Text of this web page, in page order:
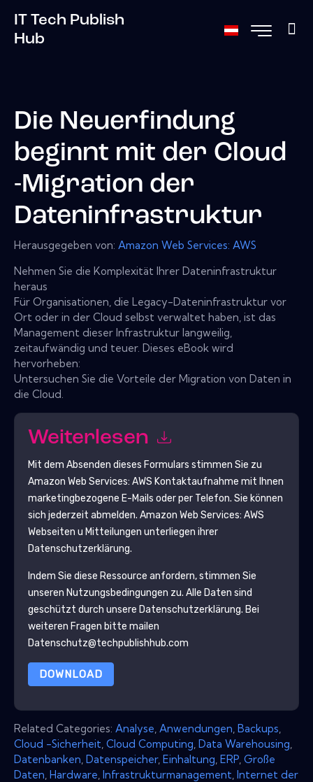
IT Tech Publish
Hub
Die Neuerfindung
beginnt mit der Cloud
-Migration der
Dateninfrastruktur
Herausgegeben von: Amazon Web Services: AWS
Nehmen Sie die Komplexität Ihrer Dateninfrastruktur
heraus
Für Organisationen, die Legacy-Dateninfrastruktur vor
Ort oder in der Cloud selbst verwaltet haben, ist das
Management dieser Infrastruktur langweilig,
zeitaufwändig und teuer. Dieses eBook wird
hervorheben:
Untersuchen Sie die Vorteile der Migration von Daten in
die Cloud.
Weiterlesen
Mit dem Absenden dieses Formulars stimmen Sie zu
Amazon Web Services: AWS Kontaktaufnahme mit Ihnen
marketingbezogene E-Mails oder per Telefon. Sie können
sich jederzeit abmelden. Amazon Web Services: AWS
Webseiten u Mitteilungen unterliegen ihrer
Datenschutzerklärung.
Indem Sie diese Ressource anfordern, stimmen Sie
unseren Nutzungsbedingungen zu. Alle Daten sind
geschützt durch unsere Datenschutzerklärung. Bei
weiteren Fragen bitte mailen
Datenschutz@techpublishhub.com
DOWNLOAD
Related Categories: Analyse Anwendungen Backups
Cloud -Sicherheit Cloud Computing Data Warehousing
Datenbanken Datenspeicher, Einhaltung ERP Große
Daten Hardware Infrastrukturmanagement Internet der